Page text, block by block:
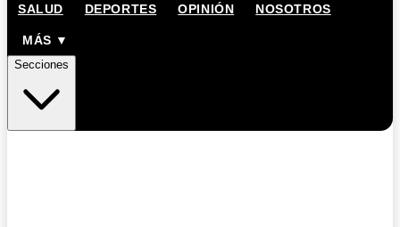
SALUD DEPORTES OPINIÓN NOSOTROS
MÁS ▼
Secciones